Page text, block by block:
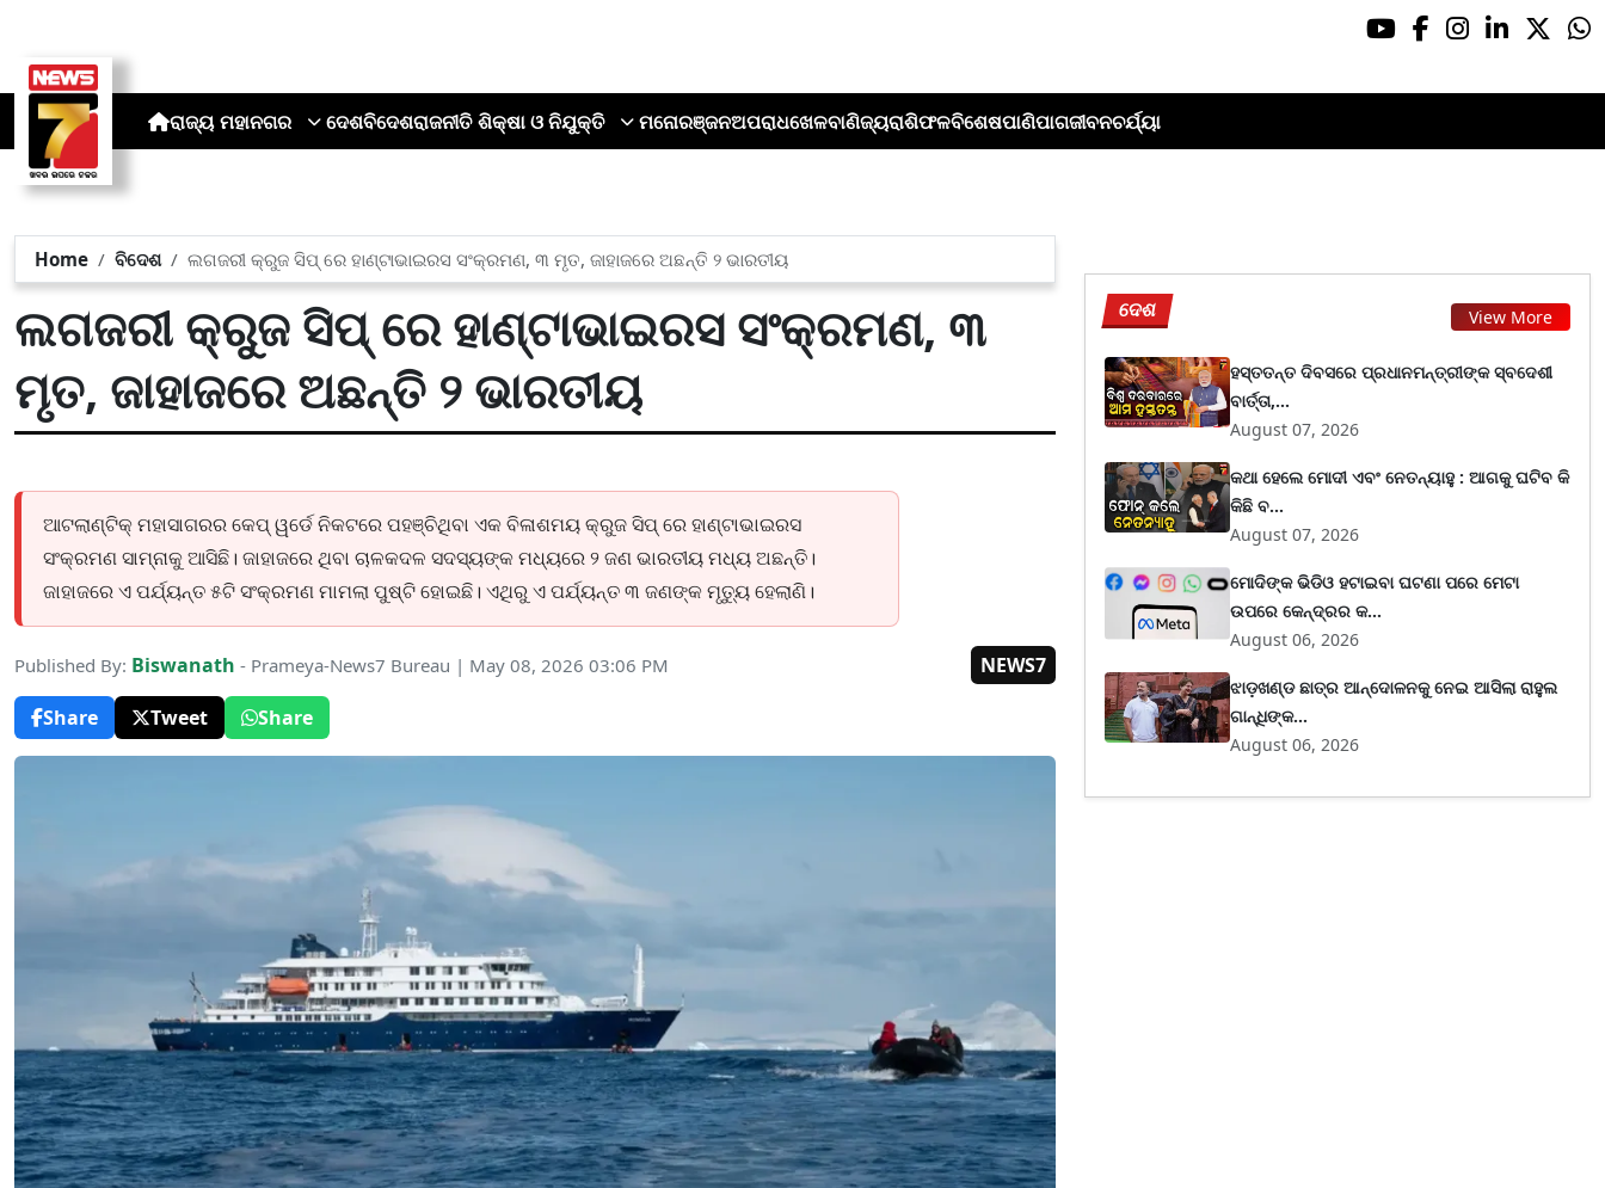
ରାଜ୍ୟ ମହାନଗର ଦେଶବିଦେଶରାଜନୀତି ଶିକ୍ଷା ଓ ନିଯୁକ୍ତି ମନୋରଞ୍ଜନଅପରାଧଖେଳବାଣିଜ୍ୟରାଶିଫଳବିଶେଷପାଣିପାଗଜୀବନଚର୍ଯ୍ୟା
Home ବିଦେଶ ଲଗଜରୀ କ୍ରୁଜ ସିପ୍ ରେ ହାଣ୍ଟାଭାଇରସ ସଂକ୍ରମଣ, ୩ ମୃତ, ଜାହାଜରେ ଅଛନ୍ତି ୨ ଭାରତୀୟ
ଲଗଜରୀ କ୍ରୁଜ ସିପ୍ ରେ ହାଣ୍ଟାଭାଇରସ ସଂକ୍ରମଣ, ୩
ମୃତ, ଜାହାଜରେ ଅଛନ୍ତି ୨ ଭାରତୀୟ
ଆଟଲାଣ୍ଟିକ୍ ମହାସାଗରର କେପ୍ ୱର୍ଡେ ନିକଟରେ ପହଞ୍ଚିଥିବା ଏକ ବିଳାଶମୟ କ୍ରୁଜ ସିପ୍ ରେ ହାଣ୍ଟାଭାଇରସ
ସଂକ୍ରମଣ ସାମ୍ନାକୁ ଆସିଛି। ଜାହାଜରେ ଥିବା ଚାଳକଦଳ ସଦସ୍ୟଙ୍କ ମଧ୍ୟରେ ୨ ଜଣ ଭାରତୀୟ ମଧ୍ୟ ଅଛନ୍ତି।
ଜାହାଜରେ ଏ ପର୍ଯ୍ୟନ୍ତ ୫ଟି ସଂକ୍ରମଣ ମାମଲା ପୁଷ୍ଟି ହୋଇଛି। ଏଥିରୁ ଏ ପର୍ଯ୍ୟନ୍ତ ୩ ଜଣଙ୍କ ମୃତ୍ୟୁ ହେଲାଣି।
Published By: Biswanath - Prameya-News7 Bureau | May 08, 2026 03:06 PM
NEWS7
Share
Tweet Share
ଦେଶ View More
ହସ୍ତତନ୍ତ ଦିବସରେ ପ୍ରଧାନମନ୍ତ୍ରୀଙ୍କ ସ୍ବଦେଶୀ
ବାର୍ତ୍ତା,...
August 07, 2026
କଥା ହେଲେ ମୋଦୀ ଏବଂ ନେତନ୍ୟାହୁ : ଆଗକୁ ଘଟିବ କି
କିଛି ବ...
August 07, 2026
ମୋଦିଙ୍କ ଭିଡିଓ ହଟାଇବା ଘଟଣା ପରେ ମେଟା
ଉପରେ କେନ୍ଦ୍ରର କ...
August 06, 2026
ଝାଡ଼ଖଣ୍ଡ ଛାତ୍ର ଆନ୍ଦୋଳନକୁ ନେଇ ଆସିଲା ରାହୁଲ
ଗାନ୍ଧିଙ୍କ...
August 06, 2026